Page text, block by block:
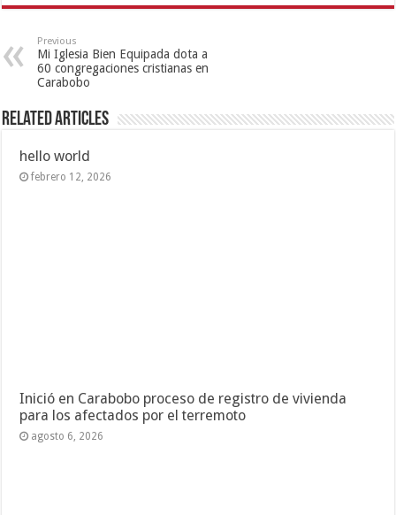
Previous
Mi Iglesia Bien Equipada dota a
60 congregaciones cristianas en
Carabobo
Related Articles
hello world
febrero 12, 2026
Inició en Carabobo proceso de registro de vivienda
para los afectados por el terremoto
agosto 6, 2026